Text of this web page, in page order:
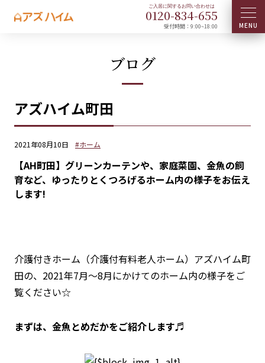
0120-834-655
受付時間：9:00~18:00
ブログ
アズハイム町田
2021年08月10日 #ホーム
【AH町田】グリーンカーテンや、家庭菜園、金魚の飼
育など、ゆったりとくつろげるホーム内の様子をお伝え
します!
介護付きホーム（介護付有料老人ホーム）アズハイム町
田の、2021年7月〜8月にかけてのホーム内の様子をご
覧ください☆
まずは、金魚とめだかをご紹介します♬